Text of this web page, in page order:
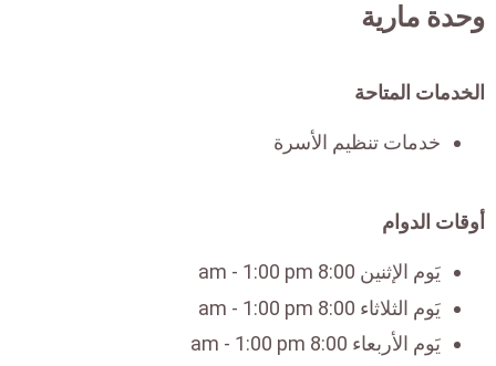
وحدة مارية
الخدمات المتاحة
خدمات تنظيم الأسرة
أوقات الدوام
يَوم الإثنين 8:00 am - 1:00 pm
يَوم الثلاثاء 8:00 am - 1:00 pm
يَوم الأربعاء 8:00 am - 1:00 pm